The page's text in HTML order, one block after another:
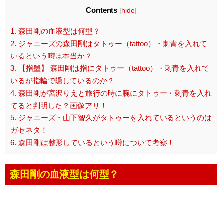
Contents [hide]
1. 森田剛の血液型は何型？
2. ジャニーズの森田剛はタトゥー（tattoo）・刺青を入れて
いるという噂は本当か？
3. 【指墨】 森田剛は指にタトゥー（tattoo）・刺青を入れて
いるが指輪で隠しているのか？
4. 森田剛が宮沢りえと旅行の時に腕にタトゥー・刺青を入れ
てると判明した？画像アリ！
5. ジャニーズ・山下智久がタトゥーを入れているというのは
ガセネタ！
6. 森田剛は整形しているという噂について考察！
森田剛の血液型は何型？